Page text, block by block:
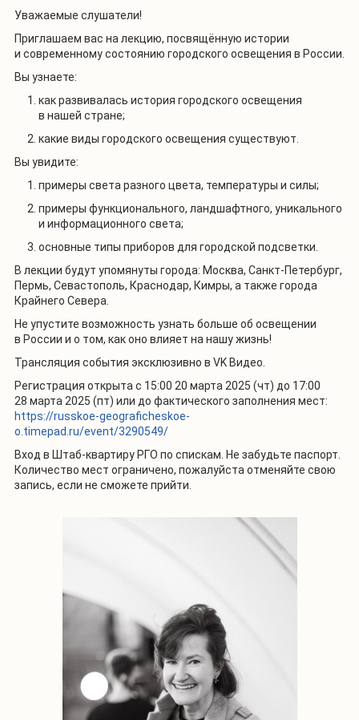
Уважаемые слушатели!
Приглашаем вас на лекцию, посвящённую истории
и современному состоянию городского освещения в России.
Вы узнаете:
как развивалась история городского освещения
в нашей стране;
какие виды городского освещения существуют.
Вы увидите:
примеры света разного цвета, температуры и силы;
примеры функционального, ландшафтного, уникального
и информационного света;
основные типы приборов для городской подсветки.
В лекции будут упомянуты города: Москва, Санкт-Петербург,
Пермь, Севастополь, Краснодар, Кимры, а также города
Крайнего Севера.
Не упустите возможность узнать больше об освещении
в России и о том, как оно влияет на нашу жизнь!
Трансляция события эксклюзивно в VK Видео.
Регистрация открыта с 15:00 20 марта 2025 (чт) до 17:00
28 марта 2025 (пт) или до фактического заполнения мест:
https://russkoe-geograficheskoe-
o.timepad.ru/event/3290549/
Вход в Штаб-квартиру РГО по спискам. Не забудьте паспорт.
Количество мест ограничено, пожалуйста отменяйте свою
запись, если не сможете прийти.